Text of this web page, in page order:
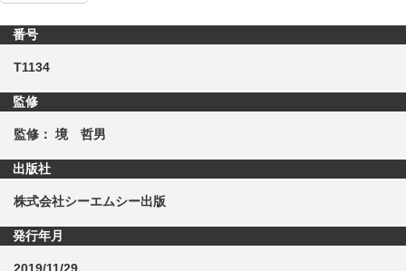
番号
T1134
監修
監修： 境 哲男
出版社
株式会社シーエムシー出版
発行年月
2019/11/29